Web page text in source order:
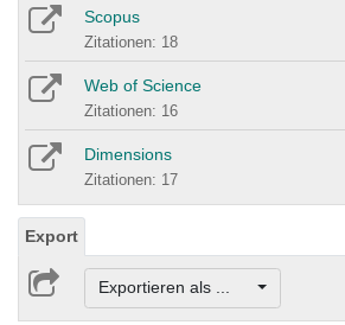
Scopus
Zitationen: 18
Web of Science
Zitationen: 16
Dimensions
Zitationen: 17
Export
Exportieren als ...